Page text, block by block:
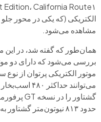
الکتریکی (که یکی در محور
مشاهده می‌شود.
بررسی می‌شود که دارای دو
موتور الکتریکی پرتوان از
حدود ۸۱۳ نیوتون‌متر گشتاور به‌سرچرخ‌ها می‌رسد.